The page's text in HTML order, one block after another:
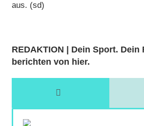
aus. (sd)
REDAKTION | Dein Sport. Dein
berichten von hier.